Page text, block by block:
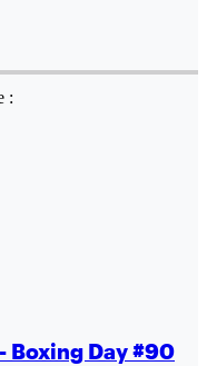
:
Boxing Day #90